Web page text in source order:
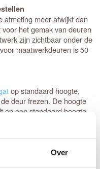
Over
afmeting meer afwijkt dan
het gemak van deuren
zijn zichtbaar onder de
maatwerkdeuren is 50
op standaard hoogte,
deur frezen. De hoogte
op een standaard hoogte
hoogte van 105 cm
Let op! De
Maak je keuze uit het